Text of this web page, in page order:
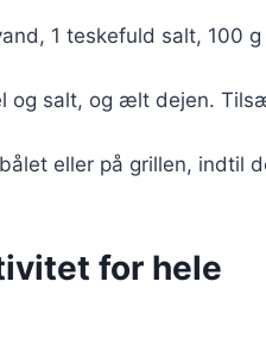
1 teskefuld salt, 100 g
og salt, og ælt dejen.
eller på grillen, indtil
for hele